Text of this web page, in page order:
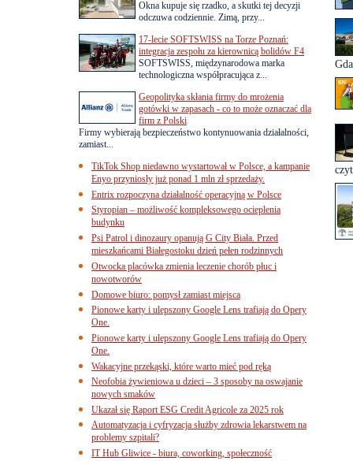
Okna kupuje się rzadko, a skutki tej decyzji
odczuwa codziennie. Zimą, przy...
17-lecie SOFTSWISS na Torze Poznań:
integracja zespołu za kierownicą bolidów F4
SOFTSWISS, międzynarodowa marka
technologiczna współpracująca z...
Geopolityka skłania firmy do mrożenia
gotówki w zapasach - co to może oznaczać dla
firm z Polski
Firmy wybierają bezpieczeństwo kontynuowania działalności,
zamiast...
TikTok Shop niedawno wystartował w Polsce, a kampanie
Enyo przyniosły już ponad 1 mln zł sprzedaży.
Entrix rozpoczyna działalność operacyjną w Polsce
Styropian – możliwość kompleksowego ocieplenia
budynku
Psi Patrol i dinozaury opanują G City Biała. Przed
mieszkańcami Białegostoku dzień pełen rodzinnych
Otwocka placówka zmienia leczenie chorób płuc i
nowotworów
Domowe biuro: pomysł zamiast miejsca
Pionowe karty i ulepszony Google Lens trafiają do Opery
One.
Pionowe karty i ulepszony Google Lens trafiają do Opery
One.
Wakacyjne przekąski, które warto mieć pod ręką
Neofobia żywieniowa u dzieci – 3 sposoby na oswajanie
nowych smaków
Ukazał się Raport ESG Credit Agricole za 2025 rok
Automatyzacja i cyfryzacja służby zdrowia lekarstwem na
problemy szpitali?
IT Hub Gliwice - biura, coworking, społeczność